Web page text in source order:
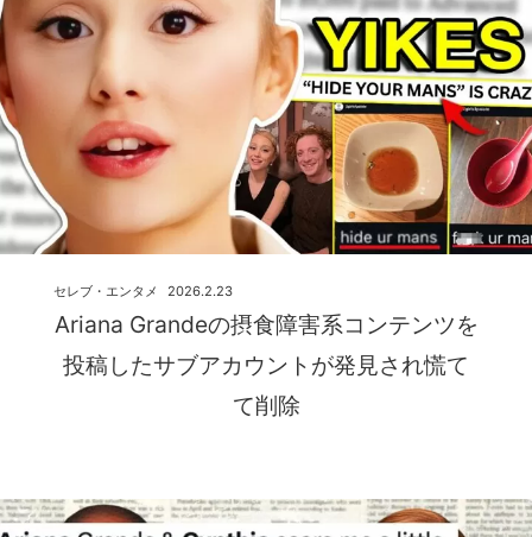
Ariana Grandeの摂食障害系コンテンツを
投稿したサブアカウントが発見され慌て
て削除
2026.2.23
セレブ・エンタメ